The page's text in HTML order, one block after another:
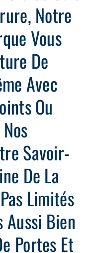
Notre
Vous
De
Avec
Ou
Savoir-
De La
Limités
Aussi Bien
Portes Et